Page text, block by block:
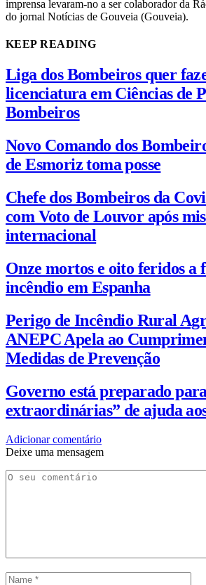
imprensa levaram-no a ser colaborador da
do jornal Notícias de Gouveia (Gouveia).
KEEP READING
Liga dos Bombeiros quer
licenciatura em Ciências de
Bombeiros
Novo Comando dos
de Esmoriz toma posse
Chefe dos Bombeiros da
com Voto de Louvor após
internacional
Onze mortos e oito feridos a
incêndio em Espanha
Perigo de Incêndio Rural
ANEPC Apela ao
Medidas de Prevenção
Governo está preparado
extraordinárias” de ajuda
Adicionar comentário
Deixe uma mensagem